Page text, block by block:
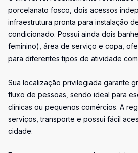
porcelanato fosco, dois acessos
infraestrutura pronta para instalação
condicionado. Possui ainda dois
feminino), área de serviço e copa,
para diferentes tipos de atividade
Sua localização privilegiada garante
fluxo de pessoas, sendo ideal para
clínicas ou pequenos comércios. A
serviços, transporte e possui fácil
cidade.